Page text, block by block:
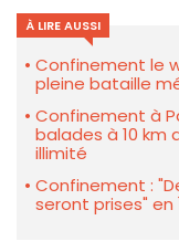
À LIRE AUSSI
Confinement le
pleine bataille
Confinement à
balades à 10 km
illimité
Confinement :
seront prises"